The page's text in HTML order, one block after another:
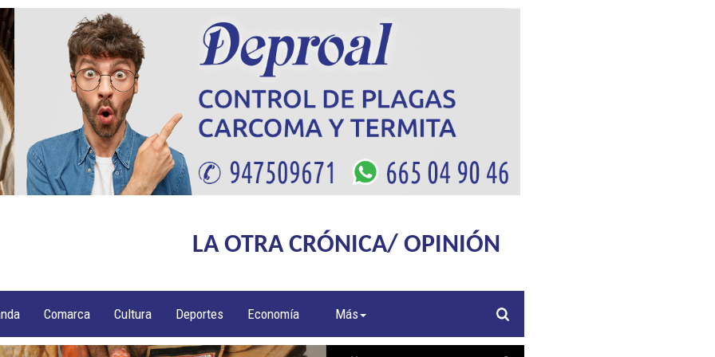
LA OTRA CRÓNICA/ OPINIÓN
Comarca Cultura Deportes Economía Más